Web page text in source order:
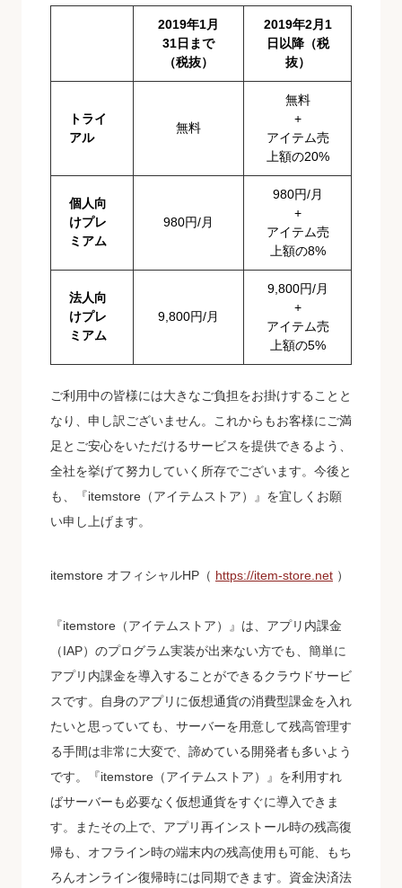
2019年1月
31日まで
（税抜）
2019年2月1
日以降（税
抜）
トライ
アル
無料
無料
+
アイテム売
上額の20%
個人向
けプレ
ミアム
980円/月
980円/月
+
アイテム売
上額の8%
法人向
けプレ
ミアム
9,800円/月
9,800円/月
+
アイテム売
上額の5%
ご利用中の皆様には大きなご負担をお掛けすることと
なり、申し訳ございません。これからもお客様にご満
足とご安心をいただけるサービスを提供できるよう、
全社を挙げて努力していく所存でございます。今後と
も、『itemstore（アイテムストア）』を宜しくお願
い申し上げます。
itemstore オフィシャルHP （ https://item-store.net ）
『itemstore（アイテムストア）』は、アプリ内課金
（IAP）のプログラム実装が出来ない方でも、簡単に
アプリ内課金を導入することができるクラウドサービ
スです。自身のアプリに仮想通貨の消費型課金を入れ
たいと思っていても、サーバーを用意して残高管理す
る手間は非常に大変で、諦めている開発者も多いよう
です。『itemstore（アイテムストア）』を利用すれ
ばサーバーも必要なく仮想通貨をすぐに導入できま
す。またその上で、アプリ再インストール時の残高復
帰も、オフライン時の端末内の残高使用も可能、もち
ろんオンライン復帰時には同期できます。資金決済法